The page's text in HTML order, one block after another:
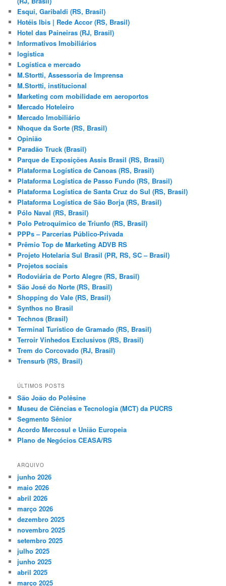
Esqui, Garibaldi (RS, Brasil)
Hotéis Ibis | Rede Accor (RS, Brasil)
Hotel das Paineiras (RJ, Brasil)
Informativos Imobiliários
logística
Logística e mercado
M.Stortti, Assessoria de Imprensa
M.Stortti, institucional
Marketing com mobilidade em aeroportos
Mercado Hoteleiro
Mercado Imobiliário
Nhoque da Sorte (RS, Brasil)
Opinião
Paradão Truck (Brasil)
Parque de Exposições Assis Brasil (RS, Brasil)
Plataforma Logística de Canoas (RS, Brasil)
Plataforma Logística de Passo Fundo (RS, Brasil)
Plataforma Logística de Santa Cruz do Sul (RS, Brasil)
Plataforma Logística de São Borja (RS, Brasil)
Pólo Naval (RS, Brasil)
Polo Petroquímico de Triunfo (RS, Brasil)
PPPs – Parcerias Público-Privada
Prêmio Top de Marketing ADVB RS
Projeto Hotelaria Sul Brasil (PR, RS, SC – Brasil)
Projetos sociais
Rodoviária de Porto Alegre (RS, Brasil)
São José do Norte (RS, Brasil)
Shopping do Vale (RS, Brasil)
Synthos no Brasil
Technos (Brasil)
Terminal Turístico de Gramado (RS, Brasil)
Terroir Vinhedos Exclusivos (RS, Brasil)
Trem do Corcovado (RJ, Brasil)
Trensurb (RS, Brasil)
ÚLTIMOS POSTS
São João do Polêsine
Museu de Ciências e Tecnologia (MCT) da PUCRS
Segmento Sênior
Acordo Mercosul e União Europeia
Plano de Negócios CEASA/RS
ARQUIVO
junho 2026
maio 2026
abril 2026
março 2026
dezembro 2025
novembro 2025
setembro 2025
julho 2025
junho 2025
abril 2025
março 2025